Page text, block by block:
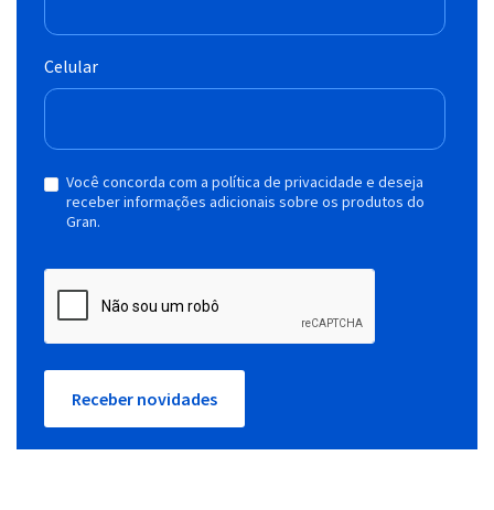
Celular
Você concorda com a política de privacidade e deseja
receber informações adicionais sobre os produtos do
Gran.
Receber novidades